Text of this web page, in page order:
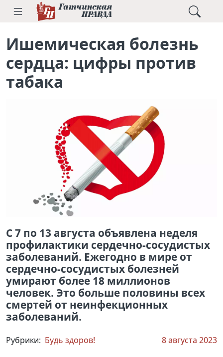
Ишемическая болезнь
сердца: цифры против
табака
С 7 по 13 августа объявлена неделя
профилактики сердечно-сосудистых
заболеваний. Ежегодно в мире от
сердечно-сосудистых болезней
умирают более 18 миллионов
человек. Это больше половины всех
смертей от неинфекционных
заболеваний.
Рубрики: Будь здоров! 8 августа 2023